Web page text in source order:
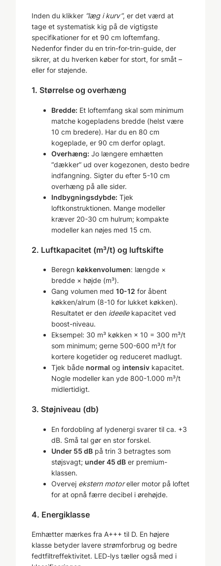
Inden du klikker “læg i kurv”, er det værd at
tage et systematisk kig på de vigtigste
specifikationer for et 90 cm loftemfang.
Nedenfor finder du en trin-for-trin-guide, der
sikrer, at du hverken køber for stort, for småt –
eller for støjende.
1. Størrelse og overhæng
Bredde: Et loftemfang skal som minimum
matche kogepladens bredde (helst være
10 cm bredere). Har du en 80 cm
kogeplade, er 90 cm derfor oplagt.
Overhæng: Jo længere emhætten
“dækker” ud over kogezonen, desto bedre
indfangning. Sigter du efter 5-10 cm
overhæng på alle sider.
Indbygningsdybde: Tjek
loftkonstruktionen. Mange modeller
kræver 20-30 cm hulrum; kompakte
modeller kan nøjes med 15 cm.
2. Luftkapacitet (m³/t) og luftskifte
Beregn køkkenvolumen: længde ×
bredde × højde (m³).
Gang volumen med 10-12 for åbent
køkken/alrum (8-10 for lukket køkken).
Resultatet er den ideellekapacitet ved
boost-niveau.
Eksempel: 30 m³ køkken × 10 = 300 m³/t
som minimum; gerne 500-600 m³/t for
kortere kogetider og reduceret madlugt.
Tjek både normal og intensiv kapacitet.
Nogle modeller kan yde 800-1.000 m³/t
midlertidigt.
3. Støjniveau (db)
En fordobling af lydenergi svarer til ca. +3
dB. Små tal gør en stor forskel.
Under 55 dB på trin 3 betragtes som
støjsvagt; under 45 dB er premium-
klassen.
Overvej ekstern motoreller motor på loftet
for at opnå færre decibel i ørehøjde.
4. Energiklasse
Emhætter mærkes fra A+++ til D. En højere
klasse betyder lavere strømforbrug og bedre
fedtfiltreffektivitet. LED-lys tæller også med i